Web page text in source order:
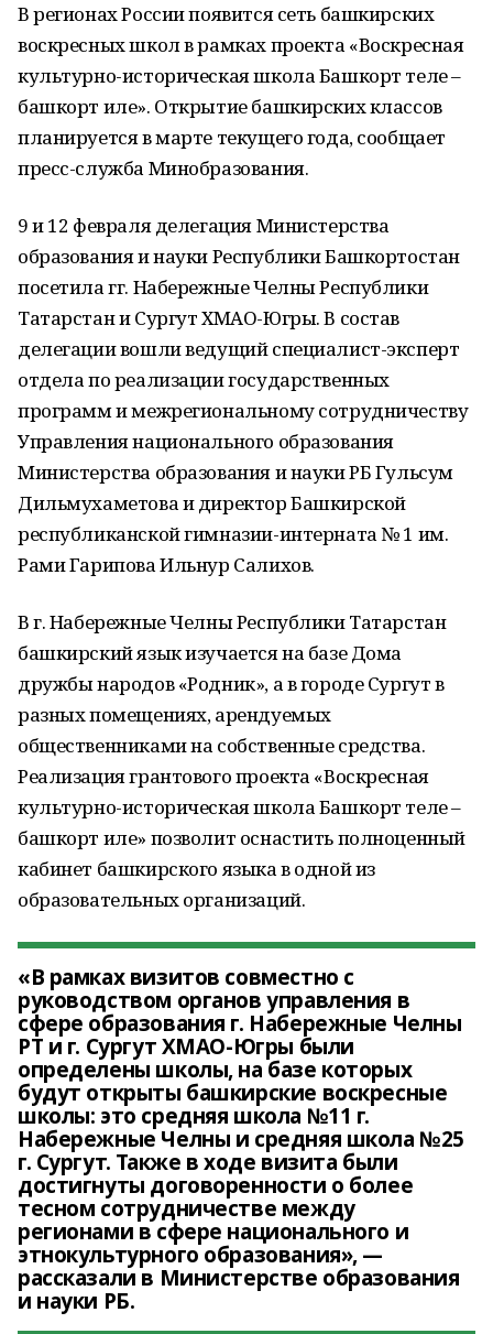
В регионах России появится сеть башкирских
воскресных школ в рамках проекта «Воскресная
культурно-историческая школа Башкорт теле –
башкорт иле». Открытие башкирских классов
планируется в марте текущего года, сообщает
пресс-служба Минобразования.
9 и 12 февраля делегация Министерства
образования и науки Республики Башкортостан
посетила гг. Набережные Челны Республики
Татарстан и Сургут ХМАО-Югры. В состав
делегации вошли ведущий специалист-эксперт
отдела по реализации государственных
программ и межрегиональному сотрудничеству
Управления национального образования
Министерства образования и науки РБ Гульсум
Дильмухаметова и директор Башкирской
республиканской гимназии-интерната № 1 им.
Рами Гарипова Ильнур Салихов.
В г. Набережные Челны Республики Татарстан
башкирский язык изучается на базе Дома
дружбы народов «Родник», а в городе Сургут в
разных помещениях, арендуемых
общественниками на собственные средства.
Реализация грантового проекта «Воскресная
культурно-историческая школа Башкорт теле –
башкорт иле» позволит оснастить полноценный
кабинет башкирского языка в одной из
образовательных организаций.
«В рамках визитов совместно с
руководством органов управления в
сфере образования г. Набережные Челны
РТ и г. Сургут ХМАО-Югры были
определены школы, на базе которых
будут открыты башкирские воскресные
школы: это средняя школа №11 г.
Набережные Челны и средняя школа №25
г. Сургут. Также в ходе визита были
достигнуты договоренности о более
тесном сотрудничестве между
регионами в сфере национального и
этнокультурного образования», —
рассказали в Министерстве образования
и науки РБ.